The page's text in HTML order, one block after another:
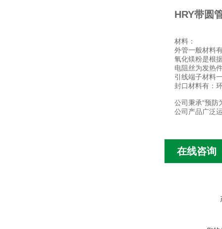
HRY带圆
材料：
外管一般材料
氧化镁粉是根
电阻丝为发热
引线端子材料
封口材料有：
公司秉承“预防
公司产品广泛
在线咨询